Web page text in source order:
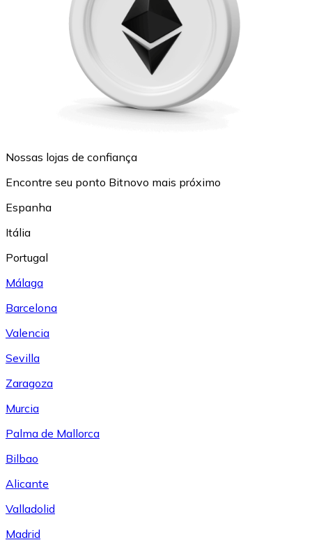
Nossas lojas de confiança
Encontre seu ponto Bitnovo mais próximo
Espanha
Itália
Portugal
Málaga
Barcelona
Valencia
Sevilla
Zaragoza
Murcia
Palma de Mallorca
Bilbao
Alicante
Valladolid
Madrid